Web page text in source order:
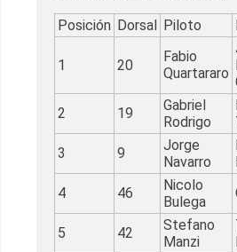
Posición Dorsal Piloto
1 20
Fabio
Quartararo
2 19
Gabriel
Rodrigo
3 9
Jorge
Navarro
4 46
Nicolo
Bulega
5 42
Stefano
Manzi